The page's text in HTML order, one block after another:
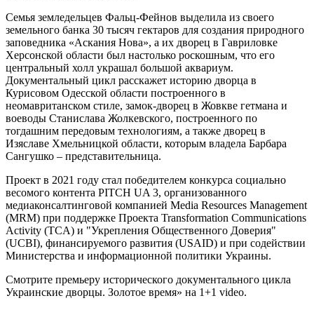
Семья земледельцев Фальц-Фейнов выделила из своего
земельного банка 30 тысяч гектаров для создания природного
заповедника «Аскания Нова», а их дворец в Гавриловке
Херсонской области был настолько роскошным, что его
центральный холл украшал большой аквариум.
Документальный цикл расскажет историю дворца в
Курисовом Одесской области построенного в
неомавританском стиле, замок-дворец в Жовкве гетмана и
воеводы Станислава Жолкевского, построенного по
тогдашним передовым технологиям, а также дворец в
Изяславе Хмельницкой области, которым владела Барбара
Сангушко – представительница.
Проект в 2021 году стал победителем конкурса социально
весомого контента PITCH UA 3, организованного
медиаконсалтинговой компанией Media Resourсes Management
(MRM) при поддержке Проекта Transformation Communications
Activity (TCA) и "Укрепления Общественного Доверия"
(UCBI), финансируемого развития (USAID) и при содействии
Министерства и информационной политики Украины.
Смотрите премьеру исторического документального цикла
Украинские дворцы. Золотое время» на 1+1 video.